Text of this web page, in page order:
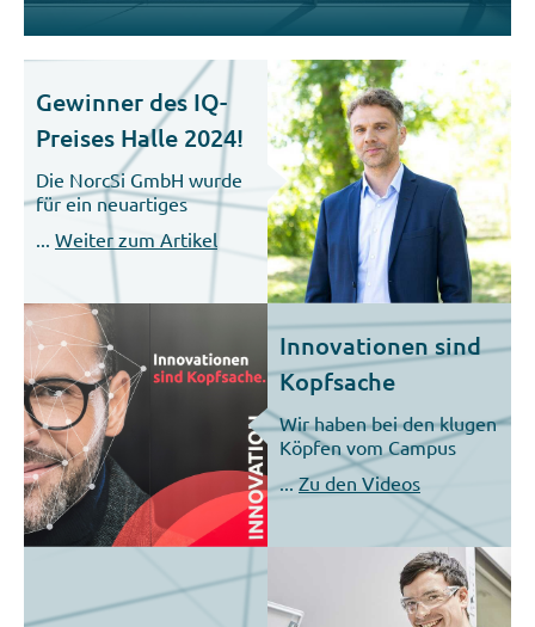
Gewinner des IQ-
Preises Halle 2024!
Die NorcSi GmbH wurde
für ein neuartiges
Herstellung von Anoden
ausgezeichnet.
Weiter zum Artikel
Innovationen sind
Kopfsache
Wir haben bei den klugen
Köpfen vom Campus
nachgefragt, wie
Innovationen entstehen.
...Zu den Videos